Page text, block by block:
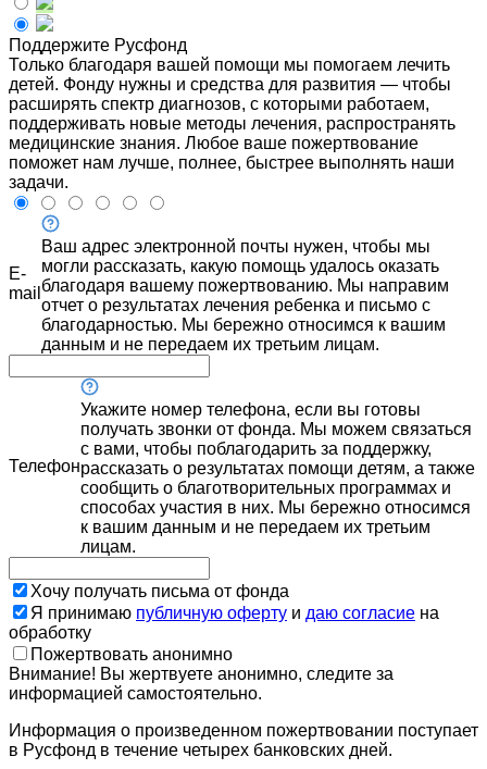
Поддержите Русфонд
Только благодаря вашей помощи мы помогаем лечить
детей. Фонду нужны и средства для развития — чтобы
расширять спектр диагнозов, с которыми работаем,
поддерживать новые методы лечения, распространять
медицинские знания. Любое ваше пожертвование
поможет нам лучше, полнее, быстрее выполнять наши
задачи.
E-
mail
Ваш адрес электронной почты нужен, чтобы мы
могли рассказать, какую помощь удалось оказать
благодаря вашему пожертвованию. Мы направим
отчет о результатах лечения ребенка и письмо с
благодарностью. Мы бережно относимся к вашим
данным и не передаем их третьим лицам.
Телефон
Укажите номер телефона, если вы готовы
получать звонки от фонда. Мы можем связаться
с вами, чтобы поблагодарить за поддержку,
рассказать о результатах помощи детям, а также
сообщить о благотворительных программах и
способах участия в них. Мы бережно относимся
к вашим данным и не передаем их третьим
лицам.
Хочу получать письма от фонда
Я принимаю публичную оферту и даю согласие на
обработку
Пожертвовать анонимно
Внимание! Вы жертвуете анонимно, следите за
информацией самостоятельно.
Информация о произведенном пожертвовании поступает
в Русфонд в течение четырех банковских дней.